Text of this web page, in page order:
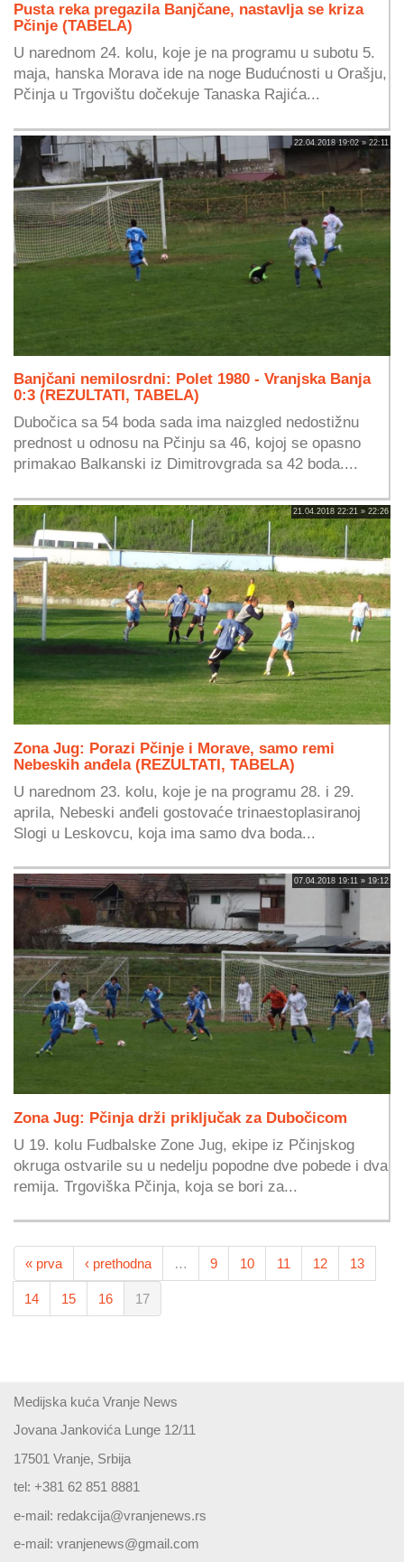
Pusta reka pregazila Banjčane, nastavlja se kriza
Pčinje (TABELA)
U narednom 24. kolu, koje je na programu u subotu 5.
maja, hanska Morava ide na noge Budućnosti u Orašju,
Pčinja u Trgovištu dočekuje Tanaska Rajića...
22.04.2018 19:02 » 22:11
Banjčani nemilosrdni: Polet 1980 - Vranjska Banja
0:3 (REZULTATI, TABELA)
Dubočica sa 54 boda sada ima naizgled nedostižnu
prednost u odnosu na Pčinju sa 46, kojoj se opasno
primakao Balkanski iz Dimitrovgrada sa 42 boda....
21.04.2018 22:21 » 22:26
Zona Jug: Porazi Pčinje i Morave, samo remi
Nebeskih anđela (REZULTATI, TABELA)
U narednom 23. kolu, koje je na programu 28. i 29.
aprila, Nebeski anđeli gostovaće trinaestoplasiranoj
Slogi u Leskovcu, koja ima samo dva boda...
07.04.2018 19:11 » 19:12
Zona Jug: Pčinja drži priključak za Dubočicom
U 19. kolu Fudbalske Zone Jug, ekipe iz Pčinjskog
okruga ostvarile su u nedelju popodne dve pobede i dva
remija. Trgoviška Pčinja, koja se bori za...
« prva ‹ prethodna … 9 10 11 12 13
14 15 16 17
Medijska kuća Vranje News
Jovana Jankovića Lunge 12/11
17501 Vranje, Srbija
tel: +381 62 851 8881
e-mail: redakcija@vranjenews.rs
e-mail: vranjenews@gmail.com